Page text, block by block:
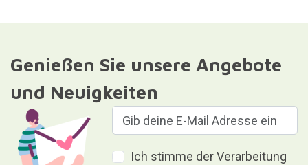
Genießen Sie unsere Angebote
und Neuigkeiten
Ich stimme der Verarbeitung